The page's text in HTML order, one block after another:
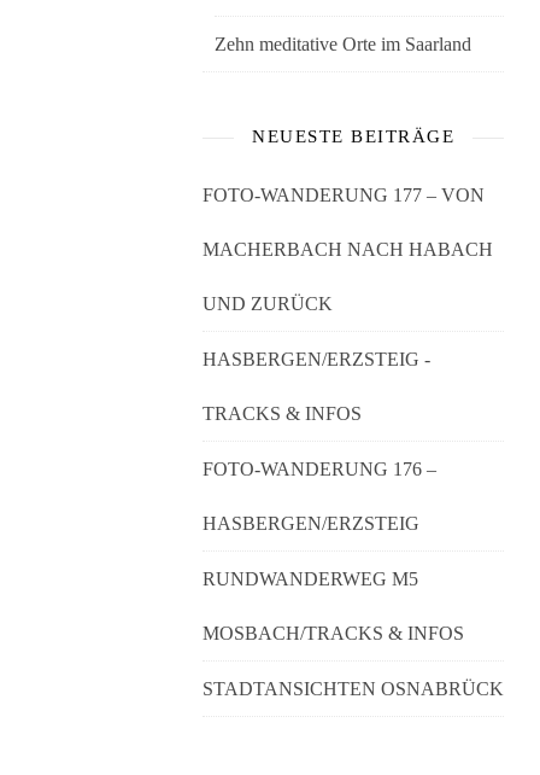
Zehn meditative Orte im Saarland
NEUESTE BEITRÄGE
FOTO-WANDERUNG 177 – VON
MACHERBACH NACH HABACH
UND ZURÜCK
HASBERGEN/ERZSTEIG -
TRACKS & INFOS
FOTO-WANDERUNG 176 –
HASBERGEN/ERZSTEIG
RUNDWANDERWEG M5
MOSBACH/TRACKS & INFOS
STADTANSICHTEN OSNABRÜCK